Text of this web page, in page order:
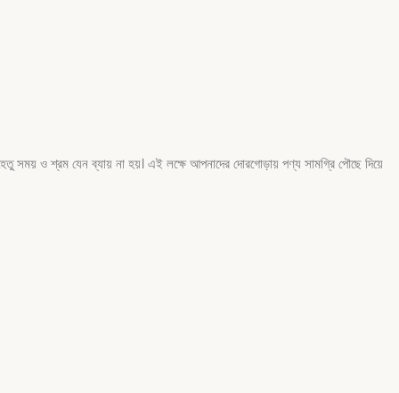
ও শ্রম যেন ব্যায় না হয়। এই লক্ষে আপনাদের দোরগোড়ায় পণ্য সামগ্রি পৌছে দিয়ে